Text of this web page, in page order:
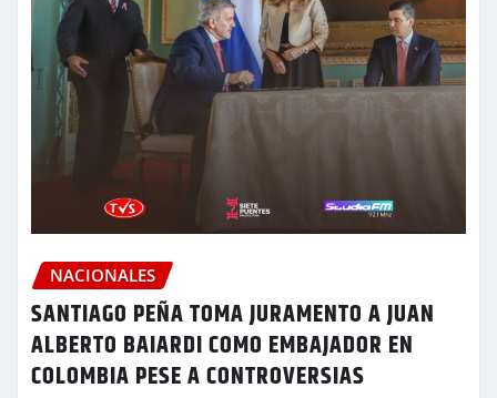
NACIONALES
SANTIAGO PEÑA TOMA JURAMENTO A JUAN
ALBERTO BAIARDI COMO EMBAJADOR EN
COLOMBIA PESE A CONTROVERSIAS